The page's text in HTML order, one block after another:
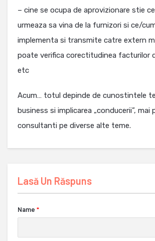
– cine se ocupa de aprovizionare stie
urmeaza sa vina de la furnizori si ce/
implementa si transmite catre extern
poate verifica corectitudinea facturilor
etc
Acum… totul depinde de cunostintele
business si implicarea „conducerii”,
consultanti pe diverse alte teme.
Lasă Un Răspuns
Name *